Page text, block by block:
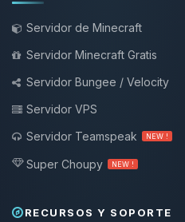
Servidor de Minecraft
Servidor Minecraft Gratis
Servidor Bungee / Velocity
Servidor VPS
Servidor Teamspeak
NEW !
Super Choupy NEW !
RECURSOS Y SOPORTE